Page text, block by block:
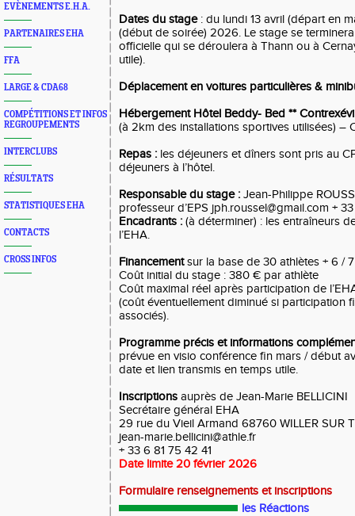
EVÈNEMENTS E.H.A.
PARTENAIRES EHA
FFA
LARGE & CDA68
COMPÉTITIONS ET INFOS
REGROUPEMENTS
INTERCLUBS
RÉSULTATS
STATISTIQUES EHA
CONTACTS
CROSS INFOS
Dates du stage : du lundi 13 avril (départ en
(début de soirée) 2026. Le stage se
officielle qui se déroulera à Thann ou à
utile).
Déplacement en voitures particulières &
Hébergement Hôtel Beddy- Bed **
(à 2km des installations sportives utilisées) –
Repas : les déjeuners et dîners sont pris au
déjeuners à l’hôtel.
Responsable du stage : Jean-Philippe
professeur d’EPS jph.roussel@gmail.com +
Encadrants : (à déterminer) : les entraîneurs
l’EHA.
Financementsur la base de 30 athlètes + 6 /
Coût initial du stage : 380 € par athlète
Coût maximal réel après participation de
(coût éventuellement diminué si participation
associés).
Programme précis et informations
prévue en visio conférence fin mars / début
date et lien transmis en temps utile.
Inscriptions auprès de Jean-Marie BELLICINI
Secrétaire général EHA
29 rue du Vieil Armand 68760 WILLER SUR
jean-marie.bellicini@athle.fr
+ 33 6 81 75 42 41
Date limite 20 février 2026
Formulaire renseignements et inscriptions
les Réactions